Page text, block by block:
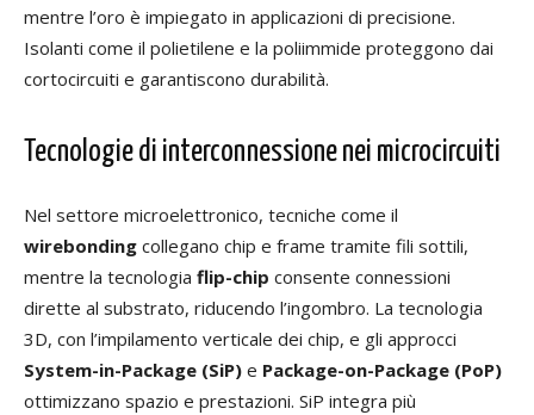
mentre l’oro è impiegato in applicazioni di precisione.
Isolanti come il polietilene e la poliimmide proteggono dai
cortocircuiti e garantiscono durabilità.
Tecnologie di interconnessione nei microcircuiti
Nel settore microelettronico, tecniche come il
wirebonding collegano chip e frame tramite fili sottili,
mentre la tecnologia flip-chip consente connessioni
dirette al substrato, riducendo l’ingombro. La tecnologia
3D, con l’impilamento verticale dei chip, e gli approcci
System-in-Package (SiP) e Package-on-Package (PoP)
ottimizzano spazio e prestazioni. SiP integra più